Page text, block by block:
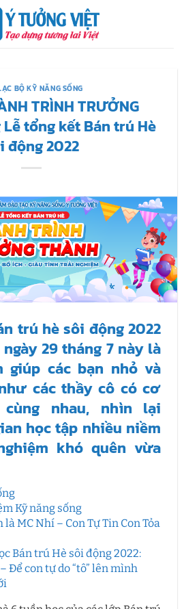
BỘ KỸ NĂNG SỐNG
TRÌNH TRƯỞNG
Lễ tổng kết Bán trú Hè
động 2022
trú hè sôi động 2022
29 tháng 7 này là
giúp các bạn nhỏ và
các thầy cô có cơ
nhau, nhìn lại
học tập nhiều niềm
khó quên vừa
Kỹ năng sống
MC Nhí – Con Tự Tin Con Tỏa
Bán trú Hè sôi động 2022:
Để con tự do “tô” lên mình